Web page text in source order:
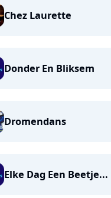
Chez Laurette
Donder En Bliksem
Dromendans
Elke Dag Een Beetje...